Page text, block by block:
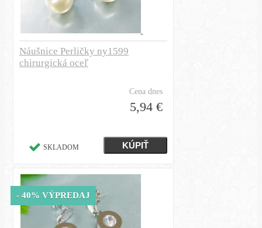
Náušnice Perličky ny1599
chirurgická oceľ
Cena dnes
5,94 €
SKLADOM
- 40% VÝPREDAJ